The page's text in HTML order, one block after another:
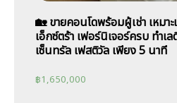
🏡 ขายคอนโดพร้อมผู้เช่า เหม
เอ็กซ์ตร้า เฟอร์นิเจอร์ครบ ทำเ
เซ็นทรัล เฟสติวัล เพียง 5 นาที
฿1,650,000